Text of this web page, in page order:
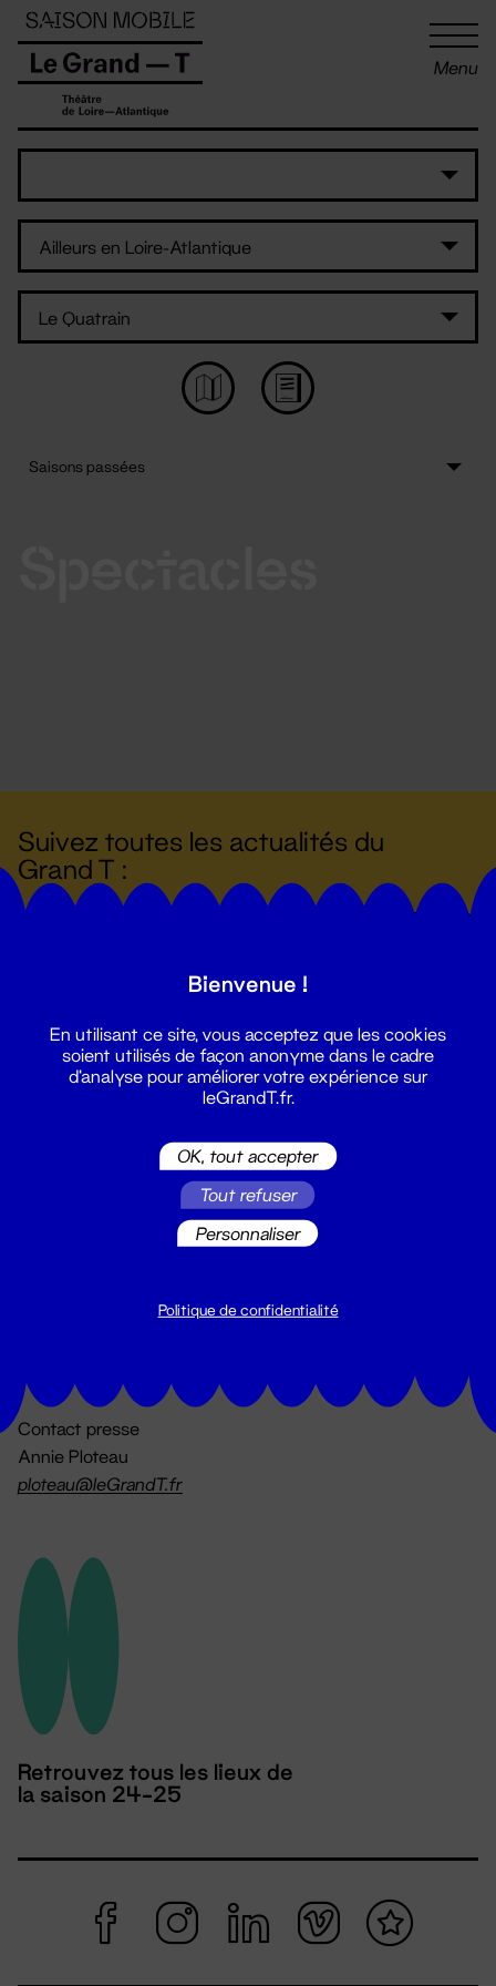
Menu
Suivez toutes les actualités du
Grand T :
billetterie@leGrandT.fr
Du lundi au vendredi 14h → 18h
Contact presse
Annie Ploteau
ploteau@leGrandT.fr
Retrouvez tous les lieux de
la saison 24-25
Panneau de gestion des cookies
Bienvenue !
En utilisant ce site, vous acceptez que les cookies
soient utilisés de façon anonyme dans le cadre
d'analyse pour améliorer votre expérience sur
leGrandT.fr.
OK, tout accepter
Tout refuser
Personnaliser
Politique de confidentialité